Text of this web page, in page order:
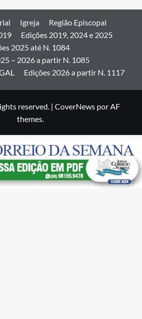
Igreja
Região Episcopal
Edições 2019, 2024 e 2025
2025 até N. 1084
– 2026 a partir N. 1085
Edições 2026 a partir N. 1117
reserved. | CoverNewspor AF
themes.